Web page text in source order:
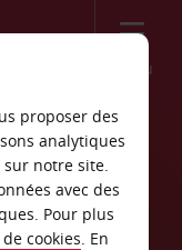
Menu
proposer des
analytiques
notre site.
avec des
Pour plus
cookies. En